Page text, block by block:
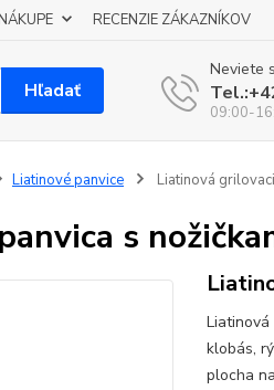
RECENZIE ZÁKAZNÍKOV
Hľadať
Neviete
09:00-
Liatinové panvice Liatinová
s
Liatinová
klobás,
plocha